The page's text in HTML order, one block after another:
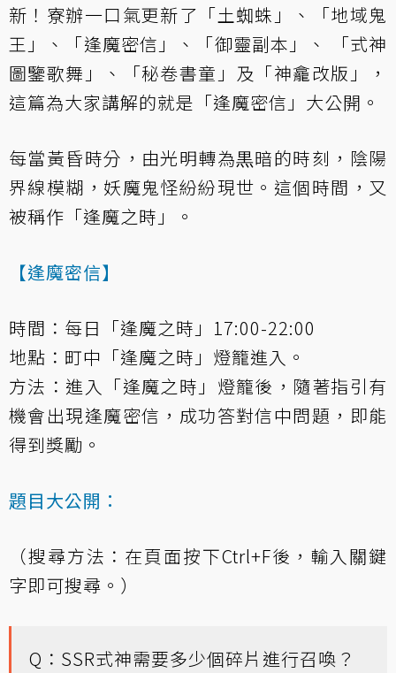
新！寮辦一口氣更新了「土蜘蛛」、「地域鬼
王」、「逢魔密信」、「御靈副本」、 「式神
圖鑒歌舞」、「秘卷書童」及「神龕改版」，
這篇為大家講解的就是「逢魔密信」大公開。
每當黃昏時分，由光明轉為黒暗的時刻，陰陽
界線模糊，妖魔鬼怪紛紛現世。這個時間，又
被稱作「逢魔之時」。
【逢魔密信】
時間：每日「逢魔之時」17:00-22:00
地點：町中「逢魔之時」燈籠進入。
方法：進入「逢魔之時」燈籠後，隨著指引有
機會出現逢魔密信，成功答對信中問題，即能
得到獎勵。
題目大公開：
（搜尋方法：在頁面按下Ctrl+F後，輸入關鍵
字即可搜尋。）
Q：SSR式神需要多少個碎片進行召喚？